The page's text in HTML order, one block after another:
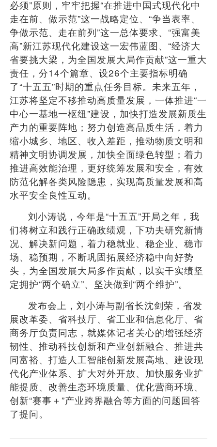
必须”原则，牢牢把握“在推进中国式现代化中
走在前、做示范”这一战略定位、 “争当表率、
争做示范、走在前列”这一总体要求、 “强富美
高”新江苏现代化建设这一宏伟蓝图、 “经济大
省要挑大梁，为全国发展大局作贡献”这一重大
责任，分14个篇章、设26个主要指标明确
了“十五五”时期的重点任务目标。未来五年，
江苏将坚定不移推动高质量发展，一体推进“一
中心一基地一枢纽”建设，加快打造发展新质生
产力的重要阵地；努力创造高品质生活，着力
缩小城乡、地区、收入差距，推动物质文明和
精神文明协调发展，加快全面绿色转型；着力
推进高效能治理，更好统筹发展和安全，有效
防范化解各类风险隐患，实现高质量发展和高
水平安全良性互动。
刘小涛说，今年是“十五五”开局之年，我
们将树立和践行正确政绩观，下功夫研究新情
况、解决新问题，着力稳就业、稳企业、稳市
场、稳预期，不断巩固拓展经济稳中向好势
头，为全国发展大局多作贡献，以实干实绩坚
定拥护“两个确立”、坚决做到“两个维护”。
发布会上，刘小涛与副省长沈剑荣，省发
展改革委、省科技厅、省工业和信息化厅、省
商务厅负责同志，就媒体记者关心的增强经济
韧性、推动科技创新和产业创新融合、推进共
同富裕、打造人工智能创新发展高地、建设现
代化产业体系、扩大对外开放、加快服务业扩
能提质、改善生态环境质量、优化营商环境、
创新“赛事＋ ”产业跨界融合等方面的问题回答
了提问。